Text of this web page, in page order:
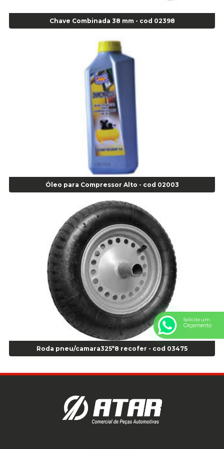
Alicate de Corte Diagonal - cod 02138
Alicate de Pressão Corneta (Cód. 01780)
Alicate de Pressão Gedore - Cod 01856
Alicate para Abracadeira 3/16" x 1.3/16" 29840 - Gedore - Cod 02174
Alicate para Anéis Externos Bico Reto - Gedore A2 - Cod 00894
Alicate para Anéis Externos com Bico Curvo - Gedore A21 - Cod 00895
Alicate para Anéis Internos Bico Curvo - Gedore J21 - Cod 00893
Alicate para Anéis Tipo Trava Câmbio 8134 Gedore - Cod 02008
Alicate para Balanceamento - Cod 03078
Alicate para trava de cambio 398 11" - Corneta - Cod 03113
Alicate Universal 8" Gedore - Cod 00133
Anel Centralizador Fiat 4 pçs - Amarelo - Cod 00517
Anel Centralizador Ford 4pçs - Verde - Cod 00518
Anel Centralizador GM 4 pçs - Azul - Cod 00519
Anel Centralizador Honda 4 pçs - Vermelho - Cod 01465
Anel Centralizador Peugeot 4pçs - Branco - Cod 01466
Anel Centralizador Renault 4pçs - Marrom - Cod 01467
Anel Centralizador Toyota 4pçs - Preto - Cod 01335
Anel Centralizador VW 4pçs - Laranja - Cod 00520
Anel de vedação Jumbo OR-224 TG - Cod: 03749
Anel de vedação Jumbo OR-449 Cod: 03752
Anel p/ montagem de pneu s/cam aro 22,5 - Cod 00166
Anel para Montagem do Pneu Sem Câmara Aro 24,5 - Cod 02935
Anel para Vedação OR 25 - Cod 01766
Anel para Vedação OR 325 - Cod 03390
Anel para Vedação OR 325 Nacional -Cod 01768
Anel para Vedação OR 335 Importado - Cod 01771
Anel para Vedação OR 339 - Cod 01772
Chave Combinada 38 mm - cod 02398
Óleo para Compressor Alto - cod 02003
Roda pneu/camara325*8 recofer - cod 03475
Solicite um
Orçamento